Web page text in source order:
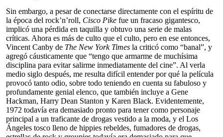
Sin embargo, a pesar de conectarse directamente con el espíritu de
la época del rock’n’roll, Cisco Pike fue un fracaso gigantesco,
implicó una pérdida en taquilla y obtuvo una serie de malas
críticas. Ahora es más de culto que el culto, pero en ese entonces,
Vincent Canby de The New York Times la criticó como “banal”, y
agregó cáusticamente que “tengo que armarme de muchísima
disciplina para evitar salirme inmediatamente del cine”. Al verla
medio siglo después, me resulta difícil entender por qué la película
provocó tanto odio, sobre todo teniendo en cuenta su fabuloso y
profundamente genial elenco, que también incluye a Gene
Hackman, Harry Dean Stanton y Karen Black. Evidentemente,
1972 todavía era demasiado pronto para tener como personaje
principal a un traficante de drogas vestido a la moda, y el Los
Ángeles tosco lleno de hippies rebeldes, fumadores de drogas,